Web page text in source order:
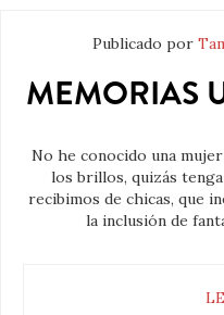
Publicado por
MEMORIAS
No he conocido una
los brillos, quizás
recibimos de chicas, que
la inclusión de